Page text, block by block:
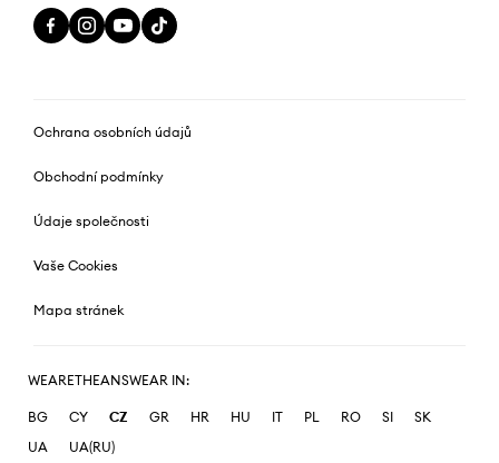
Ochrana osobních údajů
Obchodní podmínky
Údaje společnosti
Vaše Cookies
Mapa stránek
WEARETHEANSWEAR IN:
BG CY CZ GR HR HU IT PL RO SI
SK
UA
UA(RU)